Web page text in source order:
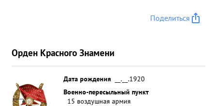
Поделиться
Орден Красного Знамени
Дата рождения
__.__.1920
Военно-пересыльный пункт
15 воздушная армия